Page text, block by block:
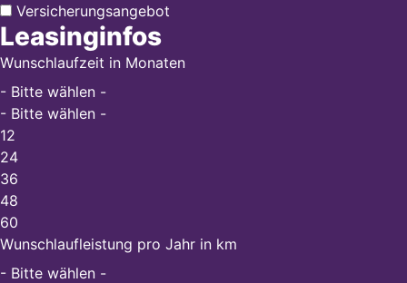
Versicherungsangebot
Leasinginfos
Wunschlaufzeit in Monaten
- Bitte wählen -
- Bitte wählen -
12
24
36
48
60
Wunschlaufleistung pro Jahr in km
- Bitte wählen -